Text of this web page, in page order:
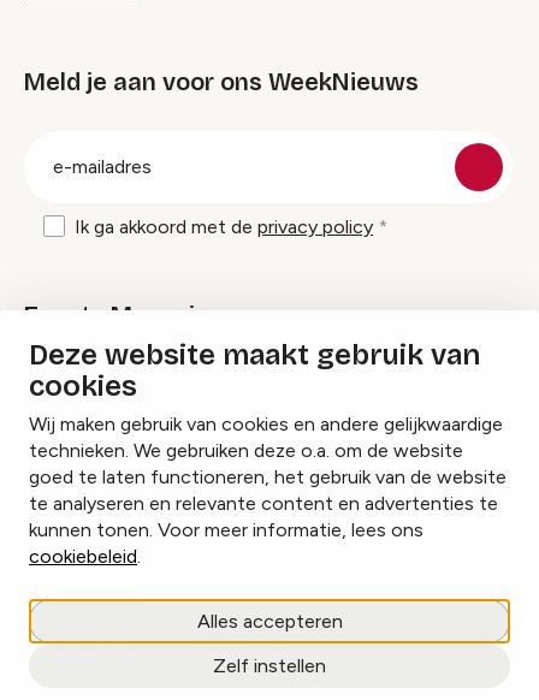
Deze website maakt gebruik van
cookies
Wij maken gebruik van cookies en andere gelijkwaardige
technieken. We gebruiken deze o.a. om de website
goed te laten functioneren, het gebruik van de website
te analyseren en relevante content en advertenties te
kunnen tonen. Voor meer informatie, lees ons
cookiebeleid.
Alles accepteren
Zelf instellen
Meld je aan voor ons WeekNieuws
Ik ga akkoord met de privacy policy
Events Magazine
Ik ontvang graag Events Magazine
InstagramFacebookLinkedIn
Cookies beheren
Privacy policy
copyright © 2026 Events.nl